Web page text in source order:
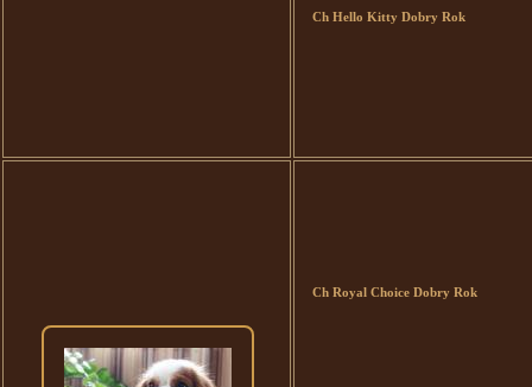
Ch Hello Kitty Dobry Rok
Ch Royal Choice Dobry Rok